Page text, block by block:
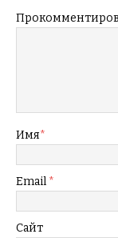
Имя*
Email *
Сайт